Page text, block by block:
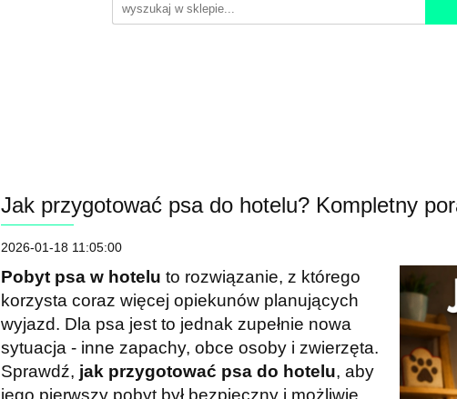
Jak przygotować psa do hotelu? Kompletny
2026-01-18 11:05:00
Pobyt psa w hotelu to rozwiązanie, z którego
korzysta coraz więcej opiekunów planujących
wyjazd. Dla psa jest to jednak zupełnie nowa
sytuacja - inne zapachy, obce osoby i zwierzęta.
Sprawdź, jak przygotować psa do hotelu, aby
jego pierwszy pobyt był bezpieczny i możliwie